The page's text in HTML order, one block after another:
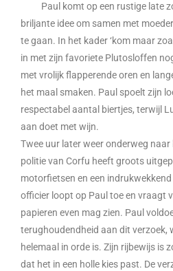
Paul komt op een rustige late
briljante idee om samen met
te gaan. In het kader ‘kom maar
in met zijn favoriete Plutosloffen
met vrolijk flapperende oren en
het maal smaken. Paul spoelt zijn
respectabel aantal biertjes, terwijl
aan doet met wijn.
Twee uur later weer onderweg
politie van Corfu heeft groots
motorfietsen en een
officier loopt op Paul toe en vraagt
papieren even mag zien. Paul
terughoudendheid aan dit verzoek,
helemaal in orde is. Zijn rijbewijs is
dat het in een holle kies past. De